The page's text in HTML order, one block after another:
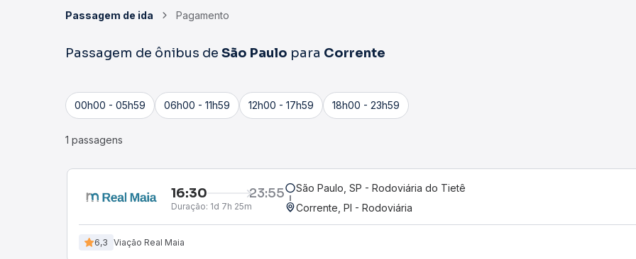
Passagem de ida Pagamento
Passagem de ônibus de São Paulo para Corrente
00h00 - 05h59 06h00 - 11h59 12h00 - 17h59 18h00 - 23h59
1 passagens
16:30 23:55
Duração: 1d 7h 25m
São Paulo, SP - Rodoviária do Tietê
Corrente, PI - Rodoviária
6,3 Viação Real Maia